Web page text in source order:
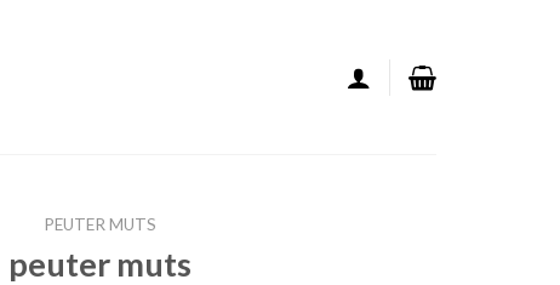
PEUTER MUTS
peuter muts